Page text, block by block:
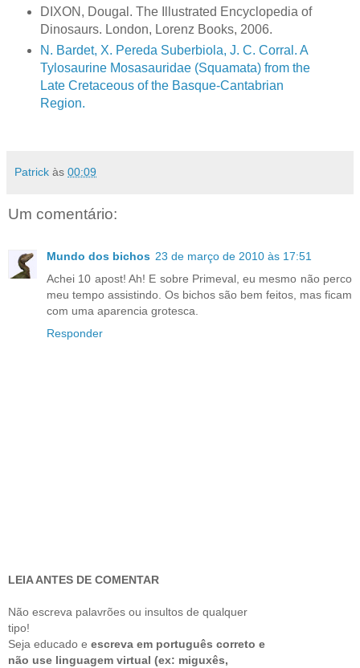
DIXON, Dougal. The Illustrated Encyclopedia of
Dinosaurs. London, Lorenz Books, 2006.
N. Bardet, X. Pereda Suberbiola, J. C. Corral. A
Tylosaurine Mosasauridae (Squamata) from the
Late Cretaceous of the Basque-Cantabrian
Region.
Patrick às 00:09
Um comentário:
Mundo dos bichos 23 de março de 2010 às 17:51
Achei 10 apost! Ah! E sobre Primeval, eu mesmo não perco
meu tempo assistindo. Os bichos são bem feitos, mas ficam
com uma aparencia grotesca.
Responder
LEIA ANTES DE COMENTAR
Não escreva palavrões ou insultos de qualquer
tipo!
Seja educado e escreva em português correto e
não use linguagem virtual (ex: miguxês,